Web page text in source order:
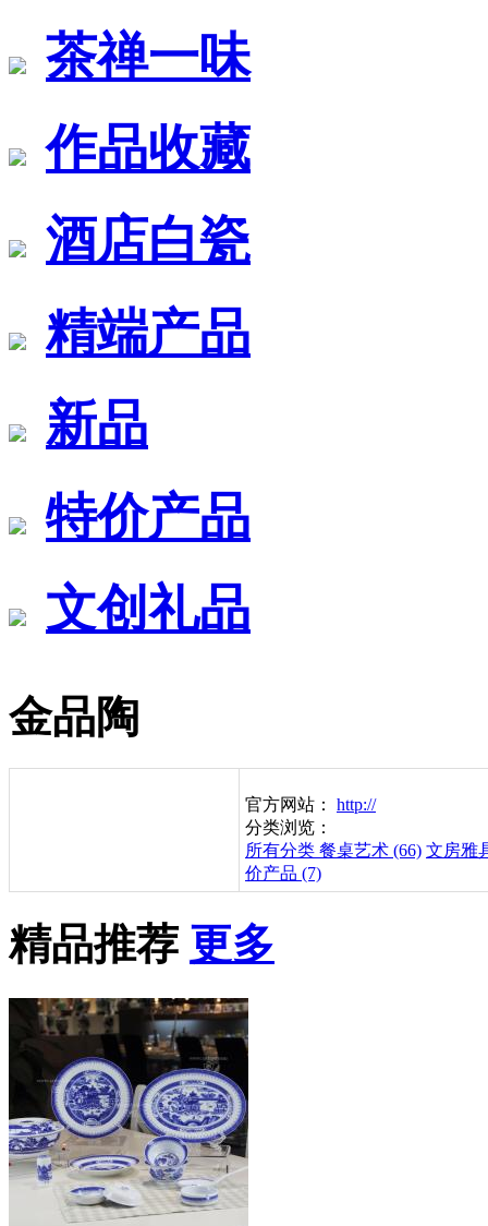
茶禅一味
作品收藏
酒店白瓷
精端产品
新品
特价产品
文创礼品
金品陶
官方网站： http://
分类浏览：
所有分类 餐桌艺术 (66) 文房雅
价产品 (7)
精品推荐 更多